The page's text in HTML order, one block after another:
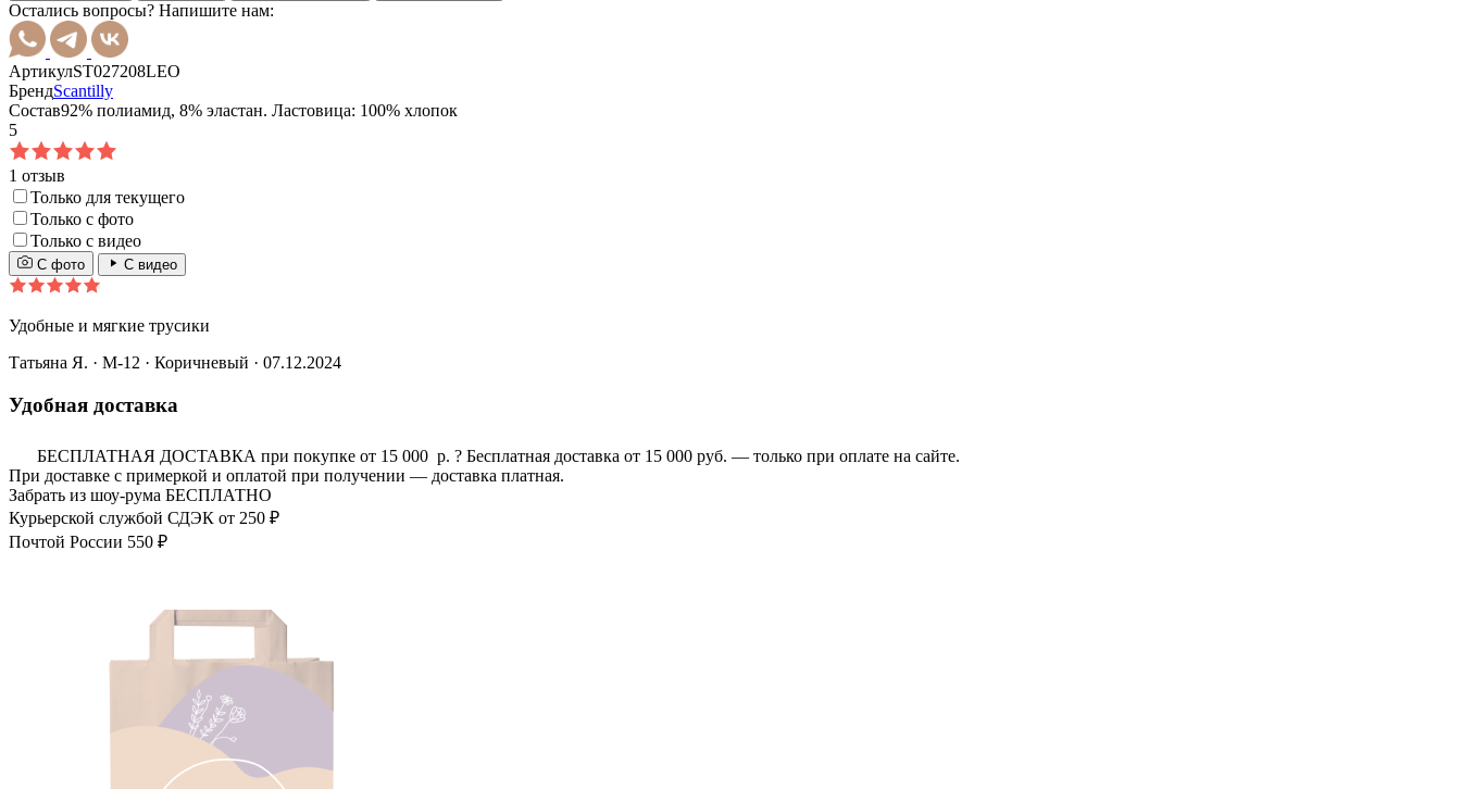
Остались вопросы? Напишите нам:
АртикулST027208LEO
БрендScantilly
Состав92% полиамид, 8% эластан. Ластовица: 100% хлопок
5
1 отзыв
Только для текущего
Только с фото
Только с видео
С фото С видео
Удобные и мягкие трусики
Татьяна Я. · M-12 · Коричневый · 07.12.2024
Удобная доставка
БЕСПЛАТНАЯ ДОСТАВКА при покупке от 15 000 р. ? Бесплатная доставка от 15 000 руб. — только при оплате на сайте.
При доставке с примеркой и оплатой при получении — доставка платная.
Забрать из шоу-рума БЕСПЛАТНО
Курьерской службой СДЭК от 250 ₽
Почтой России 550 ₽